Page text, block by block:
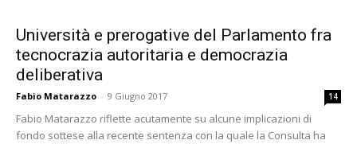
Università e prerogative del Parlamento fra
tecnocrazia autoritaria e democrazia
deliberativa
Fabio Matarazzo - 9 Giugno 2017 14
Fabio Matarazzo riflette acutamente su alcune implicazioni di
fondo sottese alla recente sentenza con la quale la Consulta ha